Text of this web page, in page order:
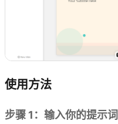
使用方法
步骤 1：输入你的提示词